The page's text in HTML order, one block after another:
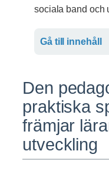
sociala band och
Gå till innehåll
Den
praktiska
främjar
utveckling